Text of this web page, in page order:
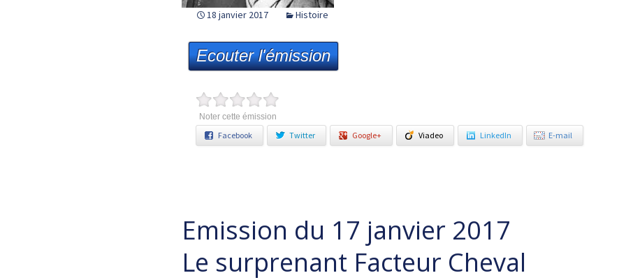
18 janvier 2017 Histoire
Ecouter l'émission
Noter cette émission
Facebook Twitter Google+ Viadeo LinkedIn E-mail
Emission du 17 janvier 2017
Le surprenant Facteur Cheval